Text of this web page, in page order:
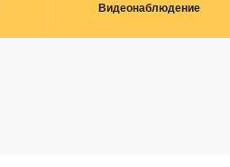
Видеонаблюдение